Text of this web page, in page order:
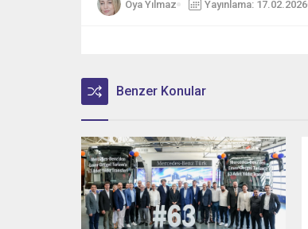
Oya Yılmaz Yayınlama: 17.02.2026
Benzer Konular